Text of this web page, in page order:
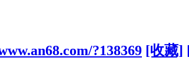
?138369 [收藏]